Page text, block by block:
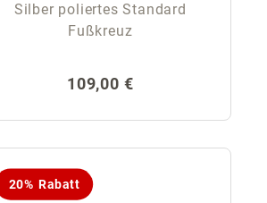
Silber poliertes Standard
Fußkreuz
Regulärer Preis:
109,00 €
20% Rabatt